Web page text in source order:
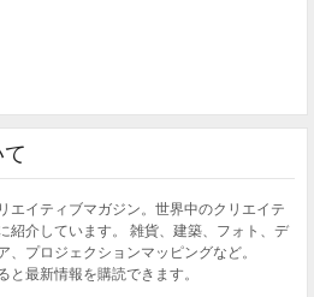
エイティブマガジン。世界中のクリエイテ
紹介しています。 雑貨、建築、フォト、デ
プロジェクションマッピングなど。
最新情報を購読できます。